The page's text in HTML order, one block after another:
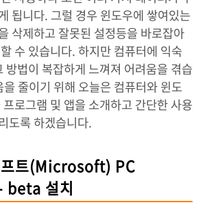
됩니다. 그럴 경우 윈도우에 쌓여있는
삭제하고 잘못된 설정등을 바로잡아
수 있습니다. 하지만 컴퓨터에 익숙
방법이 복잡하게 느껴져 어려움을 겪습
줄이기 위해 오늘은 컴퓨터와 윈도
로그램 및 앱을 소개하고 간단한 사용
도록 하겠습니다.
프트(Microsoft) PC
beta 설치